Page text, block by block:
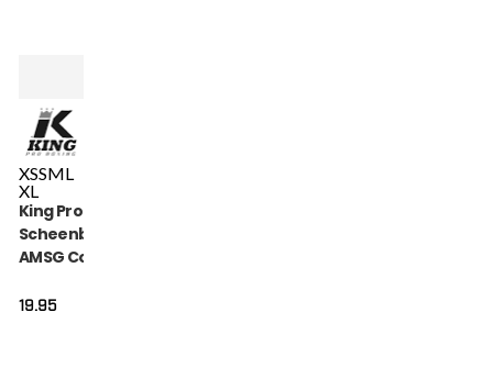
XSSML
XL
King Pro Boxing
Scheenbeschermers
AMSG Cotton (KPB
19.95